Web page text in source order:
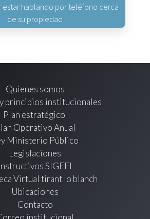
estar hablando por teléfono cerca
de su propiedad
Quienes somos
principios institucionales
Plan estratégico
Operativo Anual
Ministerio Público
Legislaciones
SIGEFI
Virtual tirant lo blanch
Ubicaciones
Contacto